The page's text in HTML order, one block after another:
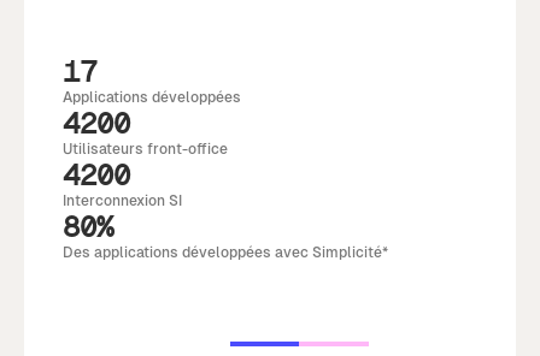
17
Applications développées
4200
Utilisateurs front-office
4200
Interconnexion SI
80%
Des applications développées avec Simplicité*